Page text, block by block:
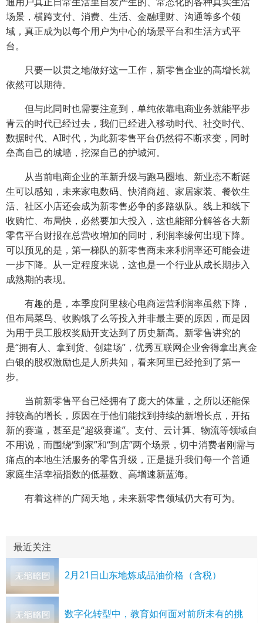
场景，横跨支付、消费、生活、金融理财、沟通等多个领
域，真正成为以每个用户为中心的场景平台和生活方式平
台。
只要一以贯之地做好这一工作，新零售企业的高增长就
依然可以期待。
但与此同时也需要注意到，单纯依靠电商业务就能平步
青云的时代已经过去，我们已经进入移动时代、社交时代、
数据时代、AI时代，为此新零售平台仍然得不断求变，同时
垒高自己的城墙，挖深自己的护城河。
从当前电商企业的革新升级与跑马圈地、新业态不断诞
生可以感知，未来家电数码、快消商超、家居家装、餐饮生
活、社区小店还会成为新零售必争的多路纵队。线上和线下
收购忙、布局快，必然要加大投入，这也能部分解答各大新
零售平台财报在总营收增加的同时，利润率缘何出现下降。
可以预见的是，第一梯队的新零售商未来利润率还可能会进
一步下降。从一定程度来说，这也是一个行业从成长期步入
成熟期的表现。
有趣的是，本季度阿里核心电商运营利润率虽然下降，
但布局菜鸟、收购饿了么等投入并非最主要的原因，而是因
为用于员工股权奖励开支达到了历史新高。新零售讲究的
是“拥有人、拿到货、创建场”，优秀互联网企业舍得拿出真金
白银的股权激励也是人所共知，看来阿里已经抢到了第一
步。
当前新零售平台已经拥有了庞大的体量，之所以还能保
持较高的增长，原因在于他们能找到持续的新增长点，开拓
新的赛道，甚至是“超级赛道”。支付、云计算、物流等领域自
不用说，而围绕“到家”和“到店”两个场景，切中消费者刚需与
痛点的本地生活服务的零售升级，正是提升我们每一个普通
家庭生活幸福指数的低基数、高增速新蓝海。
有着这样的广阔天地，未来新零售领域仍大有可为。
最近关注
2月21日山东地炼成品油价格（含税）
数字化转型中，教育如何面对前所未有的挑